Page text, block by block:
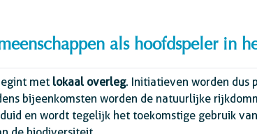
als hoofdspeler in
met lokaal overleg. Initiatieven worden dus
bijeenkomsten worden de natuurlijke
en wordt tegelijk het toekomstige gebruik